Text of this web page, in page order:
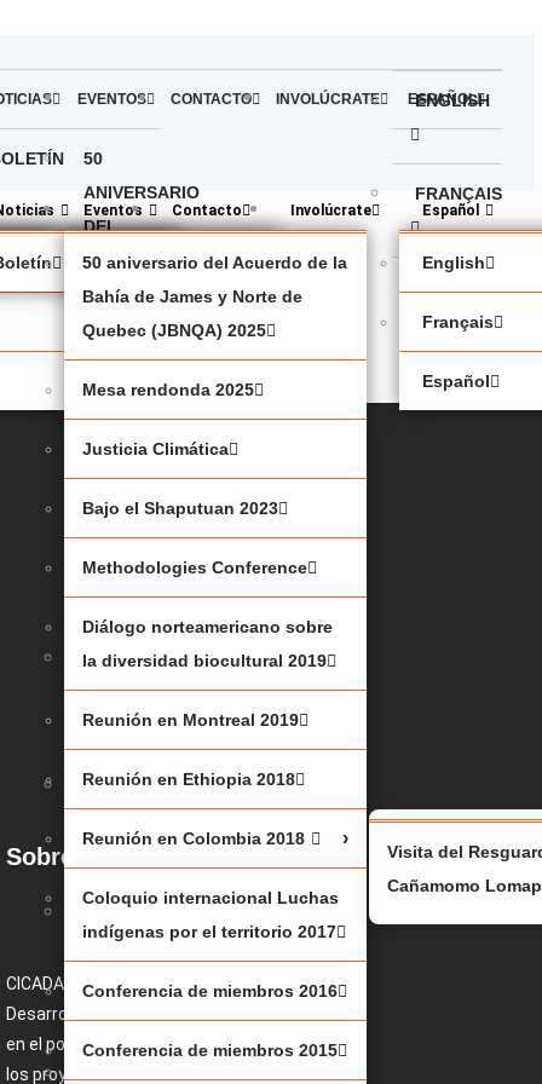
EVENTOS
50
ANIVERSARIO
DEL
ACUERDO
DE LA
BAHÍA
DE
JAMES
(JBNQA)
2025
MESA
RENDONDA
2025
JUSTICIA
BAJO
CONTACTO INVOLÚCRATE ESPAÑOL
ENGLISH
FRANÇAIS
Eventos
50 aniversario del Acuerdo de la
Bahía de James y Norte de
Quebec (JBNQA) 2025
Mesa rendonda 2025
Justicia Climática
Bajo el Shaputuan 2023
Methodologies Conference
Diálogo norteamericano sobre
la diversidad biocultural 2019
Reunión en Montreal 2019
Reunión en Ethiopia 2018
Reunión en Colombia 2018
Visita del
Cañamomo
Coloquio internacional Luchas
indígenas por el territorio 2017
Conferencia de miembros 2016
Conferencia de miembros 2015
Contacto Involúcrate Español
English
Français
Español
Sobre nosotros
CICADA (Centro para la Conservación y el
Desarrollo Alternativo Indígena) se enfoca
en el potencial conceptual y práctico de
los proyectos de vida colectiva de los